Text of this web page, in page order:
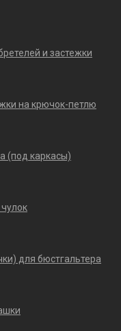
и застежки
на крючок-петлю
(под каркасы)
для бюстгальтера